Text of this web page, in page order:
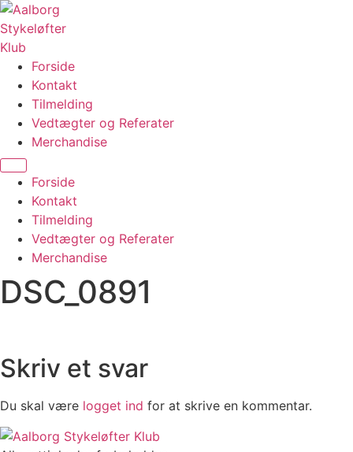
Videre
til
indhold
Forside
Kontakt
Tilmelding
Vedtægter og Referater
Merchandise
MenuForside
Kontakt
Tilmelding
Vedtægter og Referater
Merchandise
DSC_0891
Skriv et svar
Du skal være logget ind for at skrive en kommentar.